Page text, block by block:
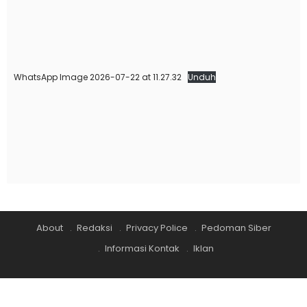
WhatsApp Image 2026-07-22 at 11.27.32 Unduh
About Redaksi Privacy Police
Pedoman Siber
Informasi Kontak
Iklan